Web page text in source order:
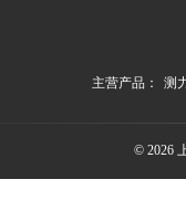
主营产品： 测
© 2026